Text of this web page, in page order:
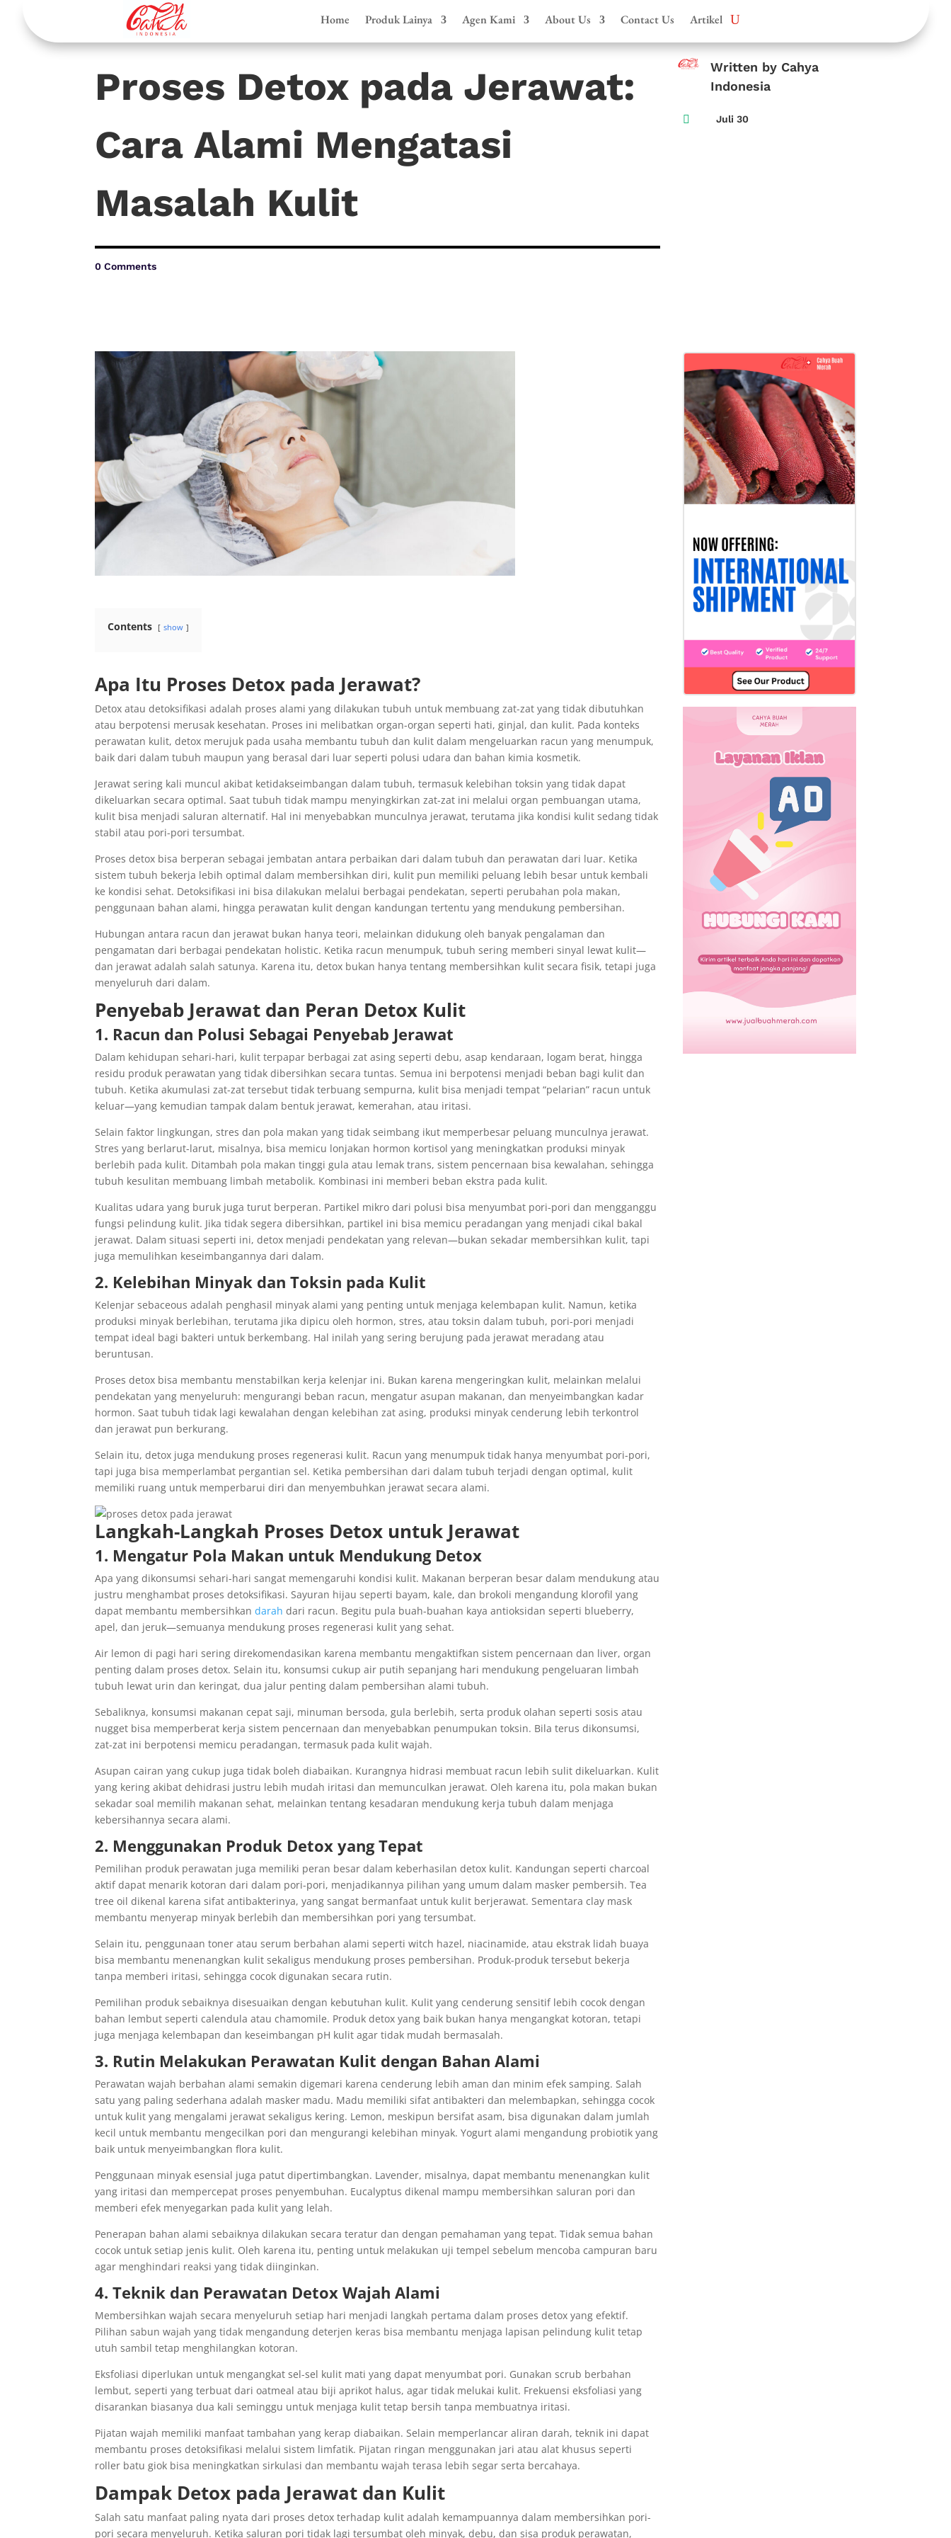
Home Produk Lainya Agen Kami About Us Contact Us Artikel
Proses Detox pada Jerawat:
Cara Alami Mengatasi
Masalah Kulit
0 Comments
Written by Cahya
Indonesia
 Juli 30
Contents show
Apa Itu Proses Detox pada Jerawat?
Detox atau detoksifikasi adalah proses alami yang dilakukan tubuh untuk membuang zat-zat yang tidak dibutuhkan
atau berpotensi merusak kesehatan. Proses ini melibatkan organ-organ seperti hati, ginjal, dan kulit. Pada konteks
perawatan kulit, detox merujuk pada usaha membantu tubuh dan kulit dalam mengeluarkan racun yang menumpuk,
baik dari dalam tubuh maupun yang berasal dari luar seperti polusi udara dan bahan kimia kosmetik.
Jerawat sering kali muncul akibat ketidakseimbangan dalam tubuh, termasuk kelebihan toksin yang tidak dapat
dikeluarkan secara optimal. Saat tubuh tidak mampu menyingkirkan zat-zat ini melalui organ pembuangan utama,
kulit bisa menjadi saluran alternatif. Hal ini menyebabkan munculnya jerawat, terutama jika kondisi kulit sedang tidak
stabil atau pori-pori tersumbat.
Proses detox bisa berperan sebagai jembatan antara perbaikan dari dalam tubuh dan perawatan dari luar. Ketika
sistem tubuh bekerja lebih optimal dalam membersihkan diri, kulit pun memiliki peluang lebih besar untuk kembali
ke kondisi sehat. Detoksifikasi ini bisa dilakukan melalui berbagai pendekatan, seperti perubahan pola makan,
penggunaan bahan alami, hingga perawatan kulit dengan kandungan tertentu yang mendukung pembersihan.
Hubungan antara racun dan jerawat bukan hanya teori, melainkan didukung oleh banyak pengalaman dan
pengamatan dari berbagai pendekatan holistic. Ketika racun menumpuk, tubuh sering memberi sinyal lewat kulit—
dan jerawat adalah salah satunya. Karena itu, detox bukan hanya tentang membersihkan kulit secara fisik, tetapi juga
menyeluruh dari dalam.
Penyebab Jerawat dan Peran Detox Kulit
1. Racun dan Polusi Sebagai Penyebab Jerawat
Dalam kehidupan sehari-hari, kulit terpapar berbagai zat asing seperti debu, asap kendaraan, logam berat, hingga
residu produk perawatan yang tidak dibersihkan secara tuntas. Semua ini berpotensi menjadi beban bagi kulit dan
tubuh. Ketika akumulasi zat-zat tersebut tidak terbuang sempurna, kulit bisa menjadi tempat “pelarian” racun untuk
keluar—yang kemudian tampak dalam bentuk jerawat, kemerahan, atau iritasi.
Selain faktor lingkungan, stres dan pola makan yang tidak seimbang ikut memperbesar peluang munculnya jerawat.
Stres yang berlarut-larut, misalnya, bisa memicu lonjakan hormon kortisol yang meningkatkan produksi minyak
berlebih pada kulit. Ditambah pola makan tinggi gula atau lemak trans, sistem pencernaan bisa kewalahan, sehingga
tubuh kesulitan membuang limbah metabolik. Kombinasi ini memberi beban ekstra pada kulit.
Kualitas udara yang buruk juga turut berperan. Partikel mikro dari polusi bisa menyumbat pori-pori dan mengganggu
fungsi pelindung kulit. Jika tidak segera dibersihkan, partikel ini bisa memicu peradangan yang menjadi cikal bakal
jerawat. Dalam situasi seperti ini, detox menjadi pendekatan yang relevan—bukan sekadar membersihkan kulit, tapi
juga memulihkan keseimbangannya dari dalam.
2. Kelebihan Minyak dan Toksin pada Kulit
Kelenjar sebaceous adalah penghasil minyak alami yang penting untuk menjaga kelembapan kulit. Namun, ketika
produksi minyak berlebihan, terutama jika dipicu oleh hormon, stres, atau toksin dalam tubuh, pori-pori menjadi
tempat ideal bagi bakteri untuk berkembang. Hal inilah yang sering berujung pada jerawat meradang atau
beruntusan.
Proses detox bisa membantu menstabilkan kerja kelenjar ini. Bukan karena mengeringkan kulit, melainkan melalui
pendekatan yang menyeluruh: mengurangi beban racun, mengatur asupan makanan, dan menyeimbangkan kadar
hormon. Saat tubuh tidak lagi kewalahan dengan kelebihan zat asing, produksi minyak cenderung lebih terkontrol
dan jerawat pun berkurang.
Selain itu, detox juga mendukung proses regenerasi kulit. Racun yang menumpuk tidak hanya menyumbat pori-pori,
tapi juga bisa memperlambat pergantian sel. Ketika pembersihan dari dalam tubuh terjadi dengan optimal, kulit
memiliki ruang untuk memperbarui diri dan menyembuhkan jerawat secara alami.
Langkah-Langkah Proses Detox untuk Jerawat
1. Mengatur Pola Makan untuk Mendukung Detox
Apa yang dikonsumsi sehari-hari sangat memengaruhi kondisi kulit. Makanan berperan besar dalam mendukung atau
justru menghambat proses detoksifikasi. Sayuran hijau seperti bayam, kale, dan brokoli mengandung klorofil yang
dapat membantu membersihkandarah dari racun. Begitu pula buah-buahan kaya antioksidan seperti blueberry,
apel, dan jeruk—semuanya mendukung proses regenerasi kulit yang sehat.
Air lemon di pagi hari sering direkomendasikan karena membantu mengaktifkan sistem pencernaan dan liver, organ
penting dalam proses detox. Selain itu, konsumsi cukup air putih sepanjang hari mendukung pengeluaran limbah
tubuh lewat urin dan keringat, dua jalur penting dalam pembersihan alami tubuh.
Sebaliknya, konsumsi makanan cepat saji, minuman bersoda, gula berlebih, serta produk olahan seperti sosis atau
nugget bisa memperberat kerja sistem pencernaan dan menyebabkan penumpukan toksin. Bila terus dikonsumsi,
zat-zat ini berpotensi memicu peradangan, termasuk pada kulit wajah.
Asupan cairan yang cukup juga tidak boleh diabaikan. Kurangnya hidrasi membuat racun lebih sulit dikeluarkan. Kulit
yang kering akibat dehidrasi justru lebih mudah iritasi dan memunculkan jerawat. Oleh karena itu, pola makan bukan
sekadar soal memilih makanan sehat, melainkan tentang kesadaran mendukung kerja tubuh dalam menjaga
kebersihannya secara alami.
2. Menggunakan Produk Detox yang Tepat
Pemilihan produk perawatan juga memiliki peran besar dalam keberhasilan detox kulit. Kandungan seperti charcoal
aktif dapat menarik kotoran dari dalam pori-pori, menjadikannya pilihan yang umum dalam masker pembersih. Tea
tree oil dikenal karena sifat antibakterinya, yang sangat bermanfaat untuk kulit berjerawat. Sementara clay mask
membantu menyerap minyak berlebih dan membersihkan pori yang tersumbat.
Selain itu, penggunaan toner atau serum berbahan alami seperti witch hazel, niacinamide, atau ekstrak lidah buaya
bisa membantu menenangkan kulit sekaligus mendukung proses pembersihan. Produk-produk tersebut bekerja
tanpa memberi iritasi, sehingga cocok digunakan secara rutin.
Pemilihan produk sebaiknya disesuaikan dengan kebutuhan kulit. Kulit yang cenderung sensitif lebih cocok dengan
bahan lembut seperti calendula atau chamomile. Produk detox yang baik bukan hanya mengangkat kotoran, tetapi
juga menjaga kelembapan dan keseimbangan pH kulit agar tidak mudah bermasalah.
3. Rutin Melakukan Perawatan Kulit dengan Bahan Alami
Perawatan wajah berbahan alami semakin digemari karena cenderung lebih aman dan minim efek samping. Salah
satu yang paling sederhana adalah masker madu. Madu memiliki sifat antibakteri dan melembapkan, sehingga cocok
untuk kulit yang mengalami jerawat sekaligus kering. Lemon, meskipun bersifat asam, bisa digunakan dalam jumlah
kecil untuk membantu mengecilkan pori dan mengurangi kelebihan minyak. Yogurt alami mengandung probiotik yang
baik untuk menyeimbangkan flora kulit.
Penggunaan minyak esensial juga patut dipertimbangkan. Lavender, misalnya, dapat membantu menenangkan kulit
yang iritasi dan mempercepat proses penyembuhan. Eucalyptus dikenal mampu membersihkan saluran pori dan
memberi efek menyegarkan pada kulit yang lelah.
Penerapan bahan alami sebaiknya dilakukan secara teratur dan dengan pemahaman yang tepat. Tidak semua bahan
cocok untuk setiap jenis kulit. Oleh karena itu, penting untuk melakukan uji tempel sebelum mencoba campuran baru
agar menghindari reaksi yang tidak diinginkan.
4. Teknik dan Perawatan Detox Wajah Alami
Membersihkan wajah secara menyeluruh setiap hari menjadi langkah pertama dalam proses detox yang efektif.
Pilihan sabun wajah yang tidak mengandung deterjen keras bisa membantu menjaga lapisan pelindung kulit tetap
utuh sambil tetap menghilangkan kotoran.
Eksfoliasi diperlukan untuk mengangkat sel-sel kulit mati yang dapat menyumbat pori. Gunakan scrub berbahan
lembut, seperti yang terbuat dari oatmeal atau biji aprikot halus, agar tidak melukai kulit. Frekuensi eksfoliasi yang
disarankan biasanya dua kali seminggu untuk menjaga kulit tetap bersih tanpa membuatnya iritasi.
Pijatan wajah memiliki manfaat tambahan yang kerap diabaikan. Selain memperlancar aliran darah, teknik ini dapat
membantu proses detoksifikasi melalui sistem limfatik. Pijatan ringan menggunakan jari atau alat khusus seperti
roller batu giok bisa meningkatkan sirkulasi dan membantu wajah terasa lebih segar serta bercahaya.
Dampak Detox pada Jerawat dan Kulit
Salah satu manfaat paling nyata dari proses detox terhadap kulit adalah kemampuannya dalam membersihkan pori-
pori secara menyeluruh. Ketika saluran pori tidak lagi tersumbat oleh minyak, debu, dan sisa produk perawatan,